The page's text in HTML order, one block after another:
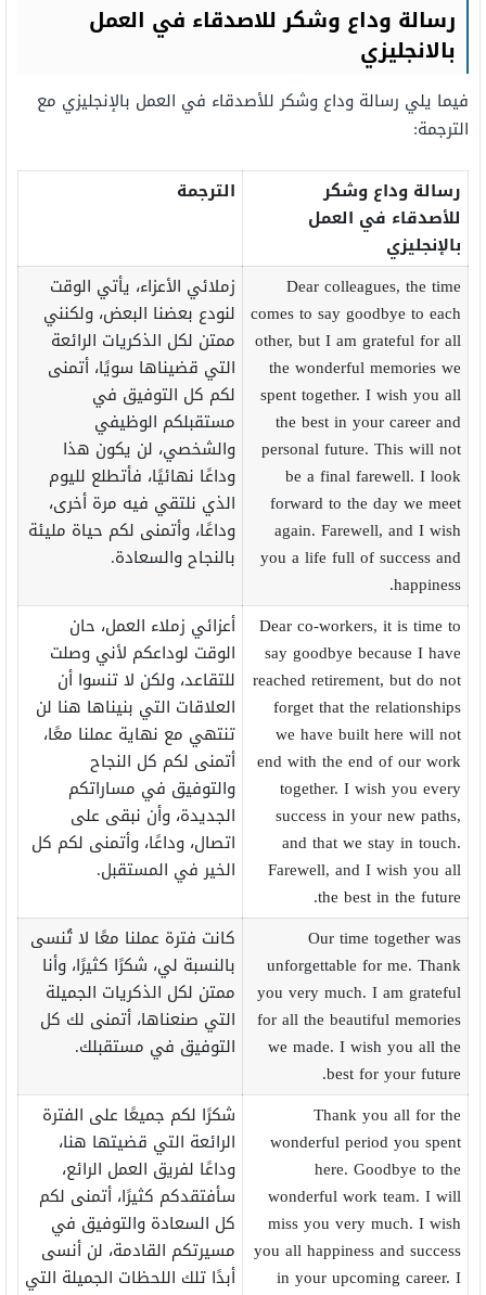
رسالة وداع وشكر للاصدقاء في العمل
بالانجليزي
فيما يلي رسالة وداع وشكر للأصدقاء في العمل بالإنجليزي مع
الترجمة:
رسالة وداع وشكر
للأصدقاء في العمل
بالإنجليزي
الترجمة
Dear colleagues, the time
comes to say goodbye to each
other, but I am grateful for all
the wonderful memories we
spent together. I wish you all
the best in your career and
personal future. This will not
be a final farewell. I look
forward to the day we meet
again. Farewell, and I wish
you a life full of success and
happiness.
زملائي الأعزاء، يأتي الوقت
لنودع بعضنا البعض، ولكنني
ممتن لكل الذكريات الرائعة
التي قضيناها سويًا، أتمنى
لكم كل التوفيق في
مستقبلكم الوظيفي
والشخصي، لن يكون هذا
وداعًا نهائيًا، فأتطلع لليوم
الذي نلتقي فيه مرة أخرى،
وداعًا، وأتمنى لكم حياة مليئة
بالنجاح والسعادة.
Dear co-workers, it is time to
say goodbye because I have
reached retirement, but do not
forget that the relationships
we have built here will not
end with the end of our work
together. I wish you every
success in your new paths,
and that we stay in touch.
Farewell, and I wish you all
the best in the future.
أعزائي زملاء العمل، حان
الوقت لوداعكم لأني وصلت
للتقاعد، ولكن لا تنسوا أن
العلاقات التي بنيناها هنا لن
تنتهي مع نهاية عملنا معًا،
أتمنى لكم كل النجاح
والتوفيق في مساراتكم
الجديدة، وأن نبقى على
اتصال، وداعًا، وأتمنى لكم كل
الخير في المستقبل.
Our time together was
unforgettable for me. Thank
you very much. I am grateful
for all the beautiful memories
we made. I wish you all the
best for your future.
كانت فترة عملنا معًا لا تُنسى
بالنسبة لي، شكرًا كثيرًا، وأنا
ممتن لكل الذكريات الجميلة
التي صنعناها، أتمنى لك كل
التوفيق في مستقبلك.
Thank you all for the
wonderful period you spent
here. Goodbye to the
wonderful work team. I will
miss you very much. I wish
you all happiness and success
in your upcoming career. I
شكرًا لكم جميعًا على الفترة
الرائعة التي قضيتها هنا،
وداعًا لفريق العمل الرائع،
سأفتقدكم كثيرًا، أتمنى لكم
كل السعادة والتوفيق في
مسيرتكم القادمة، لن أنسى
أبدًا تلك اللحظات الجميلة التي